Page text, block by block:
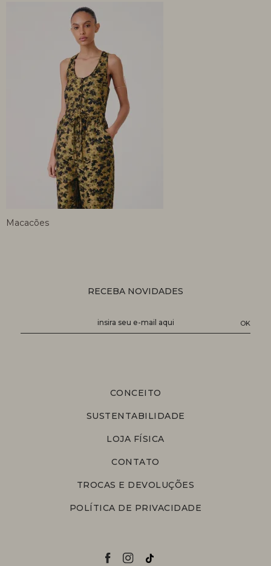
Macacões
RECEBA NOVIDADES
CONCEITO
SUSTENTABILIDADE
LOJA FÍSICA
CONTATO
TROCAS E DEVOLUÇÕES
POLÍTICA DE PRIVACIDADE